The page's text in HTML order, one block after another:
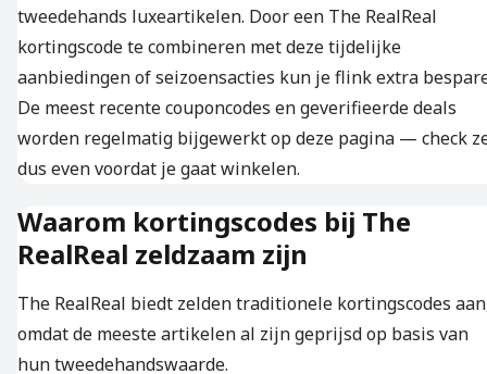
tweedehands luxeartikelen. Door een The RealReal
kortingscode te combineren met deze tijdelijke
aanbiedingen of seizoensacties kun je flink extra
De meest recente couponcodes en geverifieerde deals
worden regelmatig bijgewerkt op deze pagina — check
dus even voordat je gaat winkelen.
Waarom kortingscodes bij The
RealReal zeldzaam zijn
The RealReal biedt zelden traditionele kortingscodes
omdat de meeste artikelen al zijn geprijsd op basis van
hun tweedehandswaarde.